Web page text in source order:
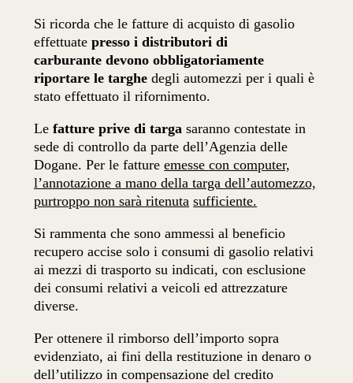
Si ricorda che le fatture di acquisto di gasolio
effettuate presso i distributori di
carburante devono obbligatoriamente
riportare le targhe degli automezzi per i quali è
stato effettuato il rifornimento.
Lefatture prive di targa saranno contestate in
sede di controllo da parte dell’Agenzia delle
Dogane. Per le fattureemesse con computer,
l’annotazione a mano della targa dell’automezzo,
purtroppo non sarà ritenuta sufficiente.
Si rammenta che sono ammessi al beneficio
recupero accise solo i consumi di gasolio relativi
ai mezzi di trasporto su indicati, con esclusione
dei consumi relativi a veicoli ed attrezzature
diverse.
Per ottenere il rimborso dell’importo sopra
evidenziato, ai fini della restituzione in denaro o
dell’utilizzo in compensazione del credito